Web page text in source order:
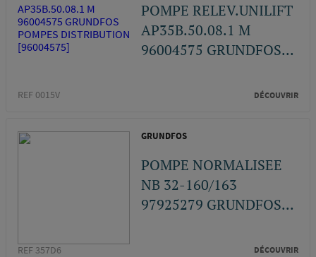
POMPE RELEV.UNILIFT
AP35B.50.08.1 M
96004575 GRUNDFOS...
REF 0015V DÉCOUVRIR
GRUNDFOS
POMPE NORMALISEE
NB 32-160/163
97925279 GRUNDFOS...
REF 357D6 DÉCOUVRIR